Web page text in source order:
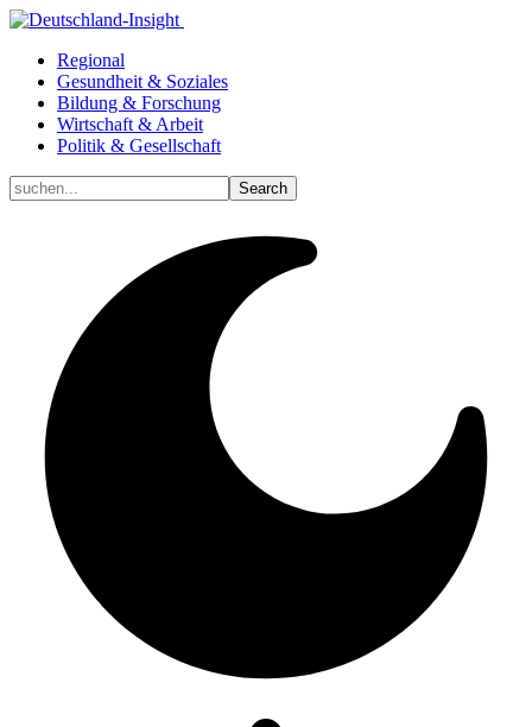
Regional
Gesundheit & Soziales
Bildung & Forschung
Wirtschaft & Arbeit
Politik & Gesellschaft